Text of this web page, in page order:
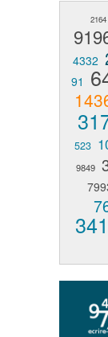
2164
4332
91
523
9849